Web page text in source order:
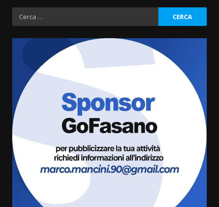
Ricerca
per:
Fasanese ferito a colpi di arma
da fuoco
6 Agosto 2026 18:13
Carta d’identità: continua il piano
di aperture straordinarie del
Comune di Fasano